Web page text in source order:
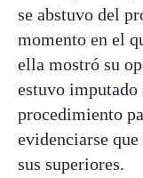
se abstuvo del
momento en el
ella mostró su
estuvo imputado
procedimiento
evidenciarse
sus superiores.